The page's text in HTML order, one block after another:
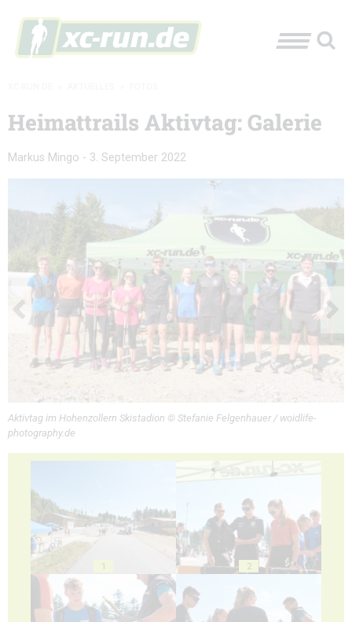
Heimattrails Aktivtag: Galerie
Markus Mingo - 3. September 2022
Aktivtag im Hohenzollern Skistadion © Stefanie Felgenhauer / woidlife-
photography.de
1 2